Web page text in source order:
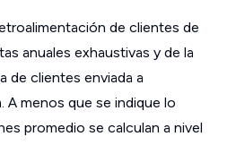
de clientes de
anuales exhaustivas y de la
de clientes enviada a
A menos que se indique lo
promedio se calculan a nivel